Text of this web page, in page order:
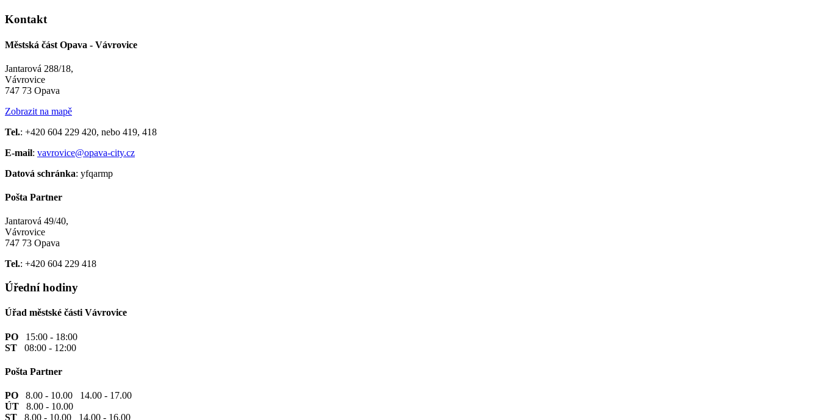
Kontakt
Městská část Opava - Vávrovice
Jantarová 288/18,
Vávrovice
747 73 Opava
Zobrazit na mapě
Tel.: +420 604 229 420, nebo 419, 418
E-mail: vavrovice@opava-city.cz
Datová schránka: yfqarmp
Pošta Partner
Jantarová 49/40,
Vávrovice
747 73 Opava
Tel.: +420 604 229 418
Úřední hodiny
Úřad městské části Vávrovice
PO 15:00 - 18:00
ST 08:00 - 12:00
Pošta Partner
PO 8.00 - 10.00 14.00 - 17.00
ÚT 8.00 - 10.00
ST 8.00 - 10.00 14.00 - 16.00